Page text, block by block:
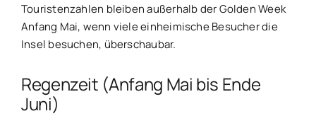
Touristenzahlen bleiben außerhalb der Golden Week
Anfang Mai, wenn viele einheimische Besucher die
Insel besuchen, überschaubar.
Regenzeit (Anfang Mai bis Ende
Juni)